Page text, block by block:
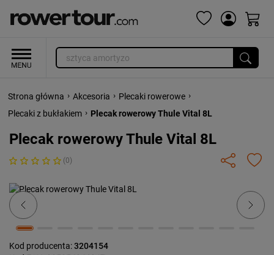
Strona główna › Akcesoria › Plecaki rowerowe ›
Plecaki z bukłakiem › Plecak rowerowy Thule Vital 8L
Plecak rowerowy Thule Vital 8L
(0)
Previous Next
Kod producenta:3204154